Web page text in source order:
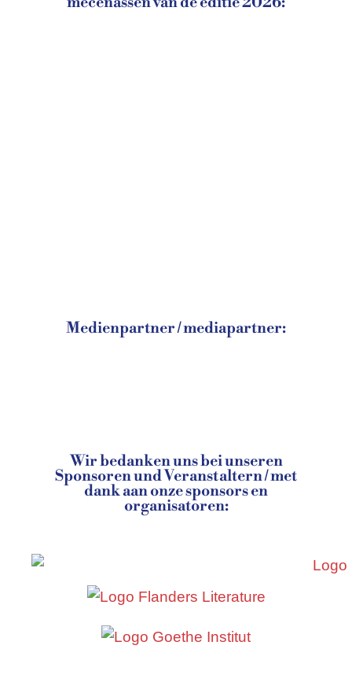
Medienpartner / mediapartner:
Wir bedanken uns bei unseren
Sponsoren und Veranstaltern / met
dank aan onze sponsors en
organisatoren: